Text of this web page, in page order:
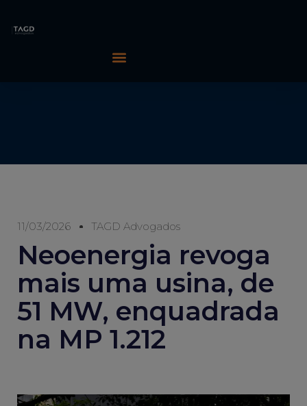
11/03/2026 TAGD Advogados
Neoenergia revoga
mais uma usina, de
51 MW, enquadrada
na MP 1.212